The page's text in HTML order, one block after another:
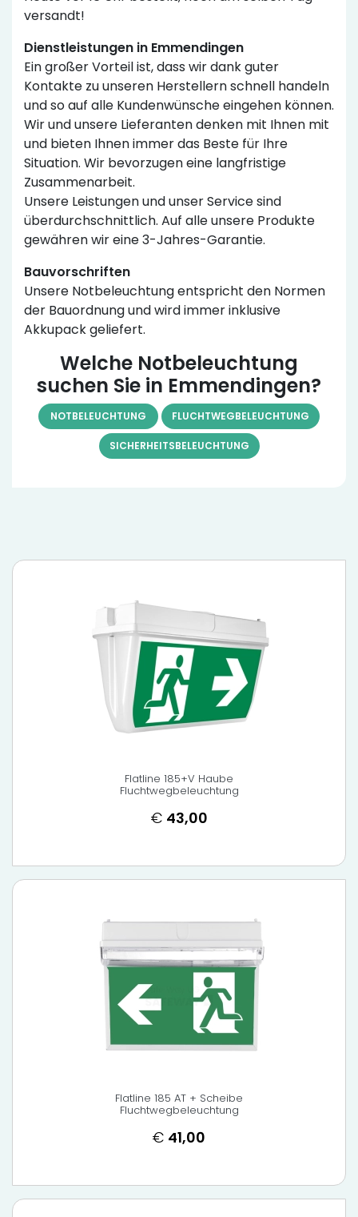
versandt!
Dienstleistungen in Emmendingen
Ein großer Vorteil ist, dass wir dank guter
Kontakte zu unseren Herstellern schnell handeln
und so auf alle Kundenwünsche eingehen können.
Wir und unsere Lieferanten denken mit Ihnen mit
und bieten Ihnen immer das Beste für Ihre
Situation. Wir bevorzugen eine langfristige
Zusammenarbeit.
Unsere Leistungen und unser Service sind
überdurchschnittlich. Auf alle unsere Produkte
gewähren wir eine 3-Jahres-Garantie.
Bauvorschriften
Unsere Notbeleuchtung entspricht den Normen
der Bauordnung und wird immer inklusive
Akkupack geliefert.
Welche Notbeleuchtung
suchen Sie in Emmendingen?
NOTBELEUCHTUNG FLUCHTWEGBELEUCHTUNG
SICHERHEITSBELEUCHTUNG
Flatline 185+V Haube
Fluchtwegbeleuchtung
€ 43,00
Flatline 185 AT + Scheibe
Fluchtwegbeleuchtung
€ 41,00